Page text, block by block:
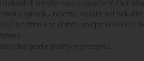
omyjte ruce a zasažené části těla.
výrobku nejezte, nepijte ani nekuřte.
Necítíte-li se dobře, volejte
obal podle platných předpisů.